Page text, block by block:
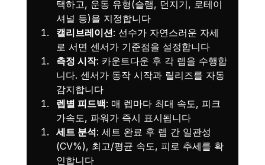
택하고, 운동 유형(슬램, 던지기, 로테이
셔널 등)을 지정합니다
캘리브레이션: 선수가 자연스러운 자세
로 서면 센서가 기준점을 설정합니다
측정 시작: 카운트다운 후 각 렙을 수행합
니다. 센서가 동작 시작과 릴리즈를 자동
감지합니다
렙별 피드백: 매 렙마다 최대 속도, 피크
가속도, 파워가 즉시 표시됩니다
세트 분석: 세트 완료 후 렙 간 일관성
(CV%), 최고/평균 속도, 피로 추세를 확
인합니다